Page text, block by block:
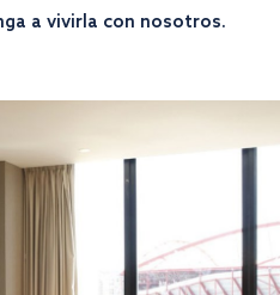
a vivirla con nosotros.